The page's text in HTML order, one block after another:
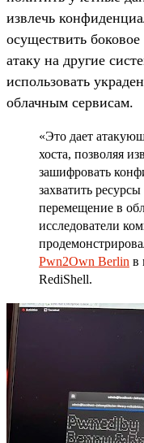
извлечь
осуществить
атаку на другие
использовать
облачным сервисам.
«Это дает
хоста, позволяя
зашифровать
захватить
перемещение в
исследователи
Pwn2Own Berlin в
RediShell.